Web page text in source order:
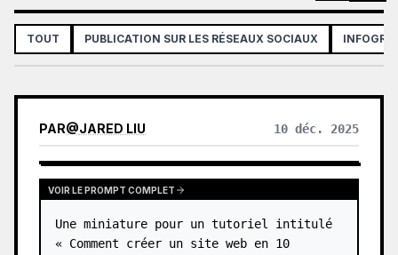
TOUT PUBLICATION SUR LES RÉSEAUX SOCIAUX
PAR@JARED LIU 10 déc. 2025
VOIR LE PROMPT COMPLET
Une miniature pour un tutoriel intitulé
« Comment créer un site web en 10